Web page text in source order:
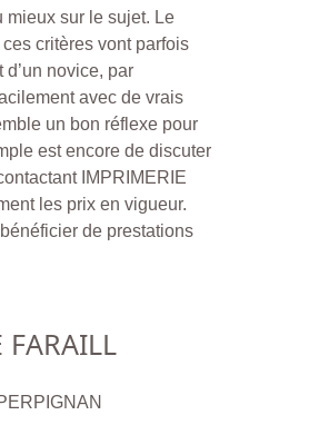
mieux sur le sujet. Le
critères vont parfois
novice, par
avec de vrais
un bon réflexe pour
est encore de discuter
IMPRIMERIE
les prix en vigueur.
de prestations